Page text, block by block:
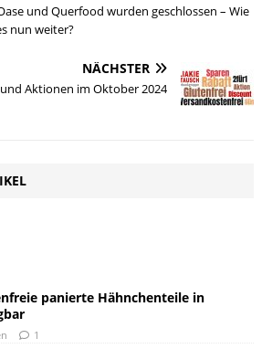
und Querfood wurden geschlossen – Wie
nun weiter?
NÄCHSTER
Aktionen im Oktober 2024
panierte Hähnchenteile in
1